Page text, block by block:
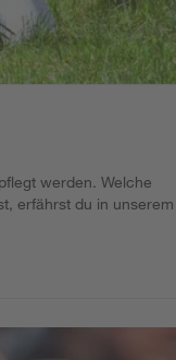
werden. Welche
erfährst du in unserem